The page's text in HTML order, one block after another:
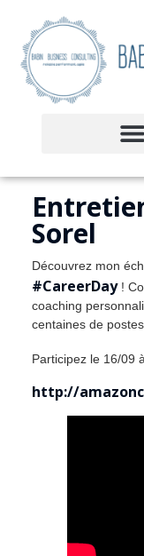
Sorel
Découvrez mon
#CareerDay!
coaching
centaines de
Participez le 16/09 à
http://